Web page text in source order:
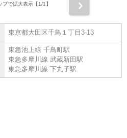
プで拡大表示【1/1】
東京都大田区千鳥１丁目3-13
東急池上線 千鳥町駅
東急多摩川線 武蔵新田駅
東急多摩川線 下丸子駅